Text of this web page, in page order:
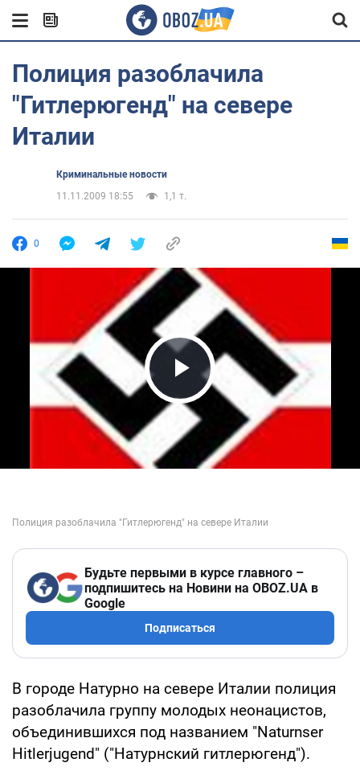
Полиция разоблачила
"Гитлерюгенд" на севере
Италии
Криминальные новости
11.11.2009 18:55
1,1 т.
0
Play Video
Будьте первыми в курсе главного –
подпишитесь на Новини на OBOZ.UA в
Google
Подписаться
В городе Натурно на севере Италии полиция
разоблачила группу молодых неонацистов,
объединившихся под названием "Naturnser
Hitlerjugend" ("Натурнский гитлерюгенд").